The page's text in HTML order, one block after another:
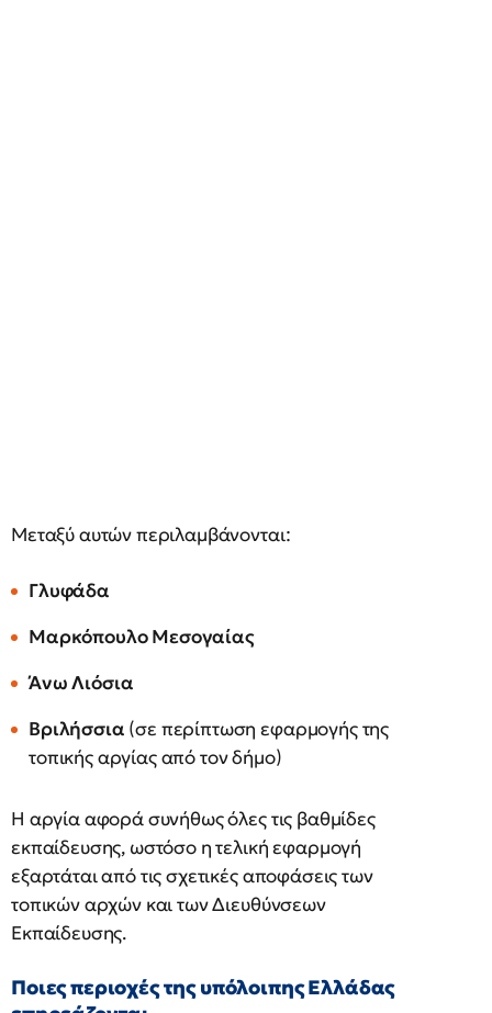
Μεταξύ αυτών περιλαμβάνονται:
Γλυφάδα
Μαρκόπουλο Μεσογαίας
Άνω Λιόσια
Βριλήσσια (σε περίπτωση εφαρμογής της
τοπικής αργίας από τον δήμο)
Η αργία αφορά συνήθως όλες τις βαθμίδες
εκπαίδευσης, ωστόσο η τελική εφαρμογή
εξαρτάται από τις σχετικές αποφάσεις των
τοπικών αρχών και των Διευθύνσεων
Εκπαίδευσης.
Ποιες περιοχές της υπόλοιπης Ελλάδας